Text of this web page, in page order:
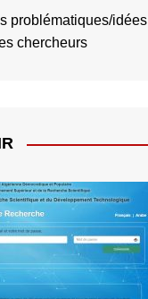
problématiques/idées
chercheurs